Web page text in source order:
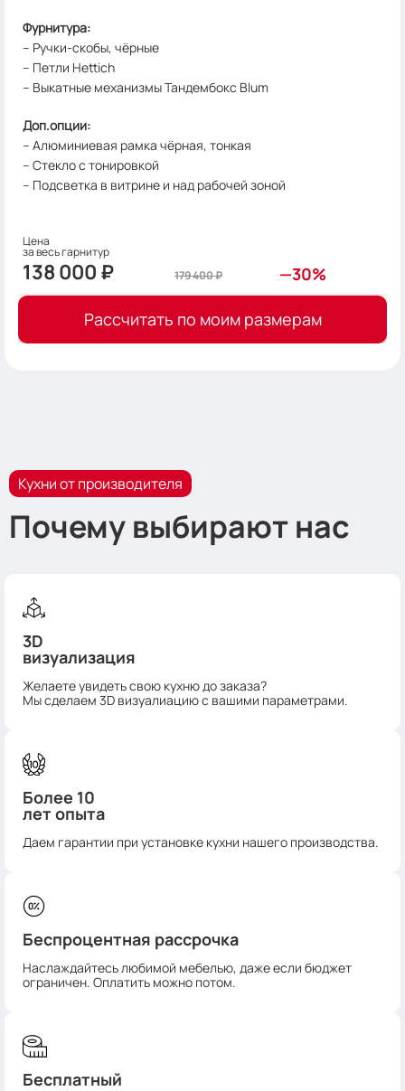
Фурнитура:
– Ручки-скобы, чёрные
– Петли Hettich
– Выкатные механизмы Тандембокс Blum
Доп.опции:
– Алюминиевая рамка чёрная, тонкая
– Стекло с тонировкой
– Подсветка в витрине и над рабочей зоной
Цена
за весь га​​​​рнитур
138 000 ₽ 179 400₽ —30%
Рассчитать по моим размерам
Кухни от производителя
Почему выбирают нас
3D
визуализация
Желаете увидеть свою кухню до заказа?
Мы сделаем 3D визуалиацию с вашими параметрами.
Более 10
лет опыта
Даем гарантии при установке кухни нашего производства.
Беспроцентная рассрочка
Наслаждайтесь любимой мебелью, даже если бюджет
ограничен. Оплатить можно потом.
Бесплатный